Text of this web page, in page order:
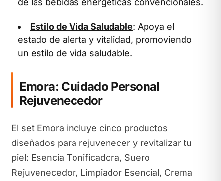
Estilo de Vida Saludable: Apoya el
estado de alerta y vitalidad, promoviendo
un estilo de vida saludable.
Emora: Cuidado Personal
Rejuvenecedor
El set Emora incluye cinco productos
diseñados para rejuvenecer y revitalizar tu
piel: Esencia Tonificadora, Suero
Rejuvenecedor, Limpiador Esencial, Crema